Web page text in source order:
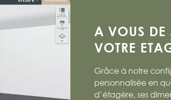
A VOUS DE
VOTRE
Grâce à notre
personnalisée en
d’étagère, ses